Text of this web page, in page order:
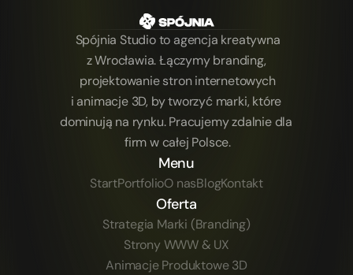
Spójnia Studio to agencja kreatywna
z Wrocławia. Łączymy branding,
projektowanie stron internetowych
i animacje 3D, by tworzyć marki, które
dominują na rynku. Pracujemy zdalnie dla
firm w całej Polsce.
Menu
StartPortfolioO nasBlogKontakt
Oferta
Strategia Marki (Branding)
Strony WWW & UX
Animacje Produktowe 3D